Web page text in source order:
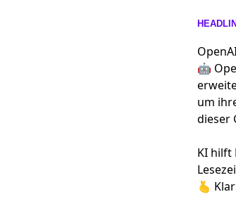
🤖
um
dieser
KI hilft
🫰